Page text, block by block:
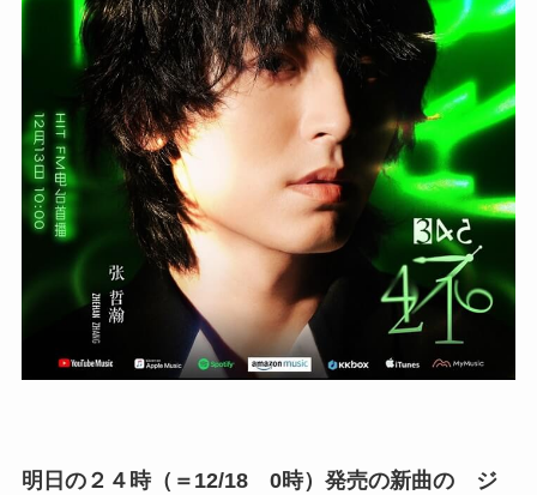
明日の２４時（＝12/18 0時）発売の新曲の ジ